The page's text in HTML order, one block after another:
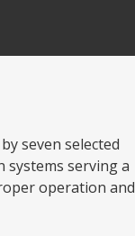
seven selected
systems serving a
operation and